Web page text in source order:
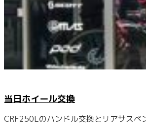
当日ホイール交換
CRF250Lのハンドル交換とリアサス